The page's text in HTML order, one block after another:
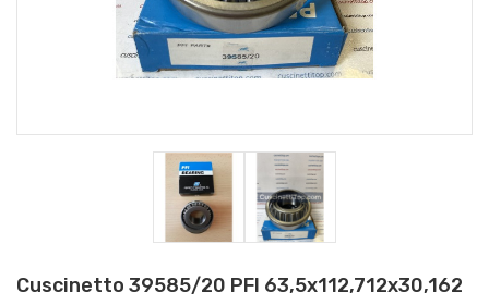
Cuscinetto 39585/20 PFI 63,5x112,712x30,162